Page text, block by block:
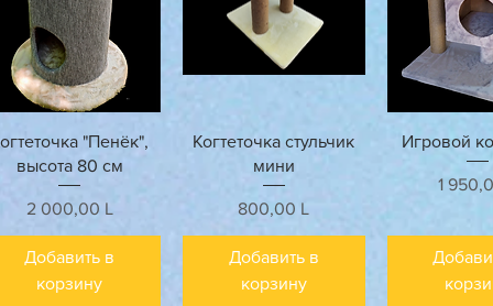
Быстрый просмотр
"Пенёк",
высота 80 см
Цена
2 000,00 L
Добавить в
корзину
Быстрый просмотр
Когтеточка стульчик
мини
Цена
800,00 L
Добавить в
корзину
Быстрый
Игровой
Цена
1